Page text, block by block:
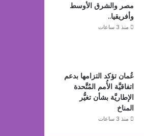
مصر والشرق الأوسط
وأفريقيا..
منذ 3 ساعات
عُمان تؤكد التزامها بدعم
اتفاقيَّة الأُمم المُتَّحدة
الإطاريَّة بشأن تغيُّر
المناخ
منذ 3 ساعات